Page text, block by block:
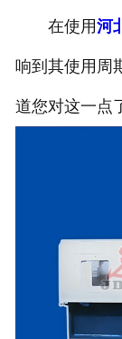
在使用河
响到其使用周
道您对这一点